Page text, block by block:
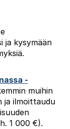
ja kysymään
-
muihin
ja ilmoittaudu
1 000 €).